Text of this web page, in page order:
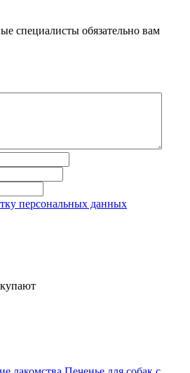
специалисты обязательно вам
персональных данных